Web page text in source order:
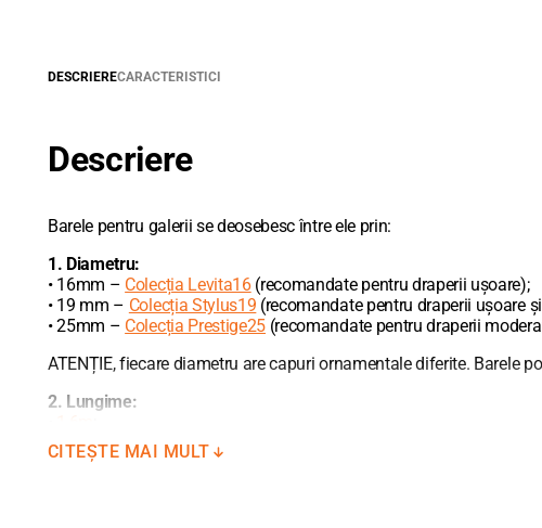
DESCRIERECARACTERISTICI
Descriere
Barele pentru galerii se deosebesc între ele prin:
1. Diametru:
• 16mm – Colecția Levita16(recomandate pentru draperii ușoare);
• 19 mm – Colecția Stylus19 (recomandate pentru draperii ușoare
• 25mm – Colecția Prestige25 (recomandate pentru draperii
ATENȚIE, fiecare diametru are capuri ornamentale diferite. Barele
2. Lungime:
•2,0m;
•2,4m;
CITEȘTE MAI MULT